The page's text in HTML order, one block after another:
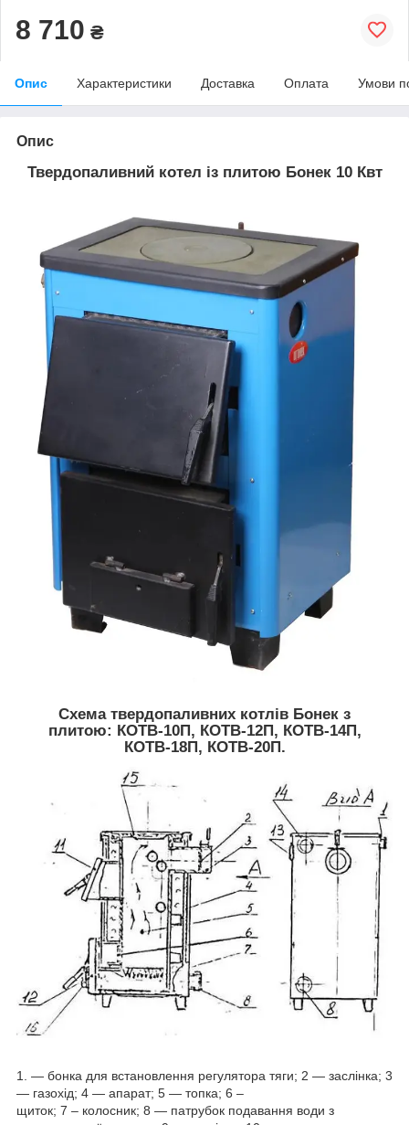
8 710 ₴
Опис Характеристики Доставка Оплата Умови
Опис
Твердопаливний котел із плитою Бонек 10 Квт
Схема твердопаливних котлів Бонек з
плитою: КОТВ-10П, КОТВ-12П, КОТВ-14П,
КОТВ-18П, КОТВ-20П.
1. — бонка для встановлення регулятора тяги; 2 — заслінка; 3
— газохід; 4 — апарат; 5 — топка; 6 –
щиток; 7 – колосник; 8 — патрубок подавання води з